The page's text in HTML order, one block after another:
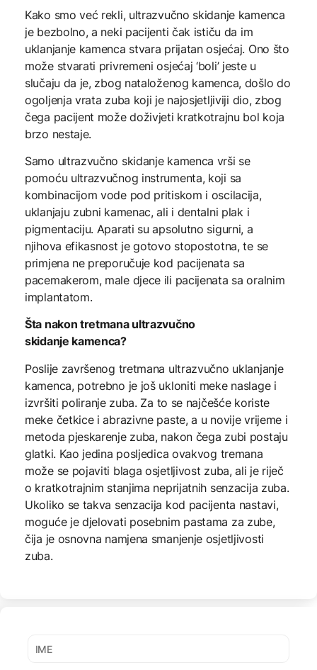
Kako smo već rekli, ultrazvučno skidanje kamenca
je bezbolno, a neki pacijenti čak ističu da im
uklanjanje kamenca stvara prijatan osjećaj. Ono što
može stvarati privremeni osjećaj ‘boli’ jeste u
slučaju da je, zbog nataloženog kamenca, došlo do
ogoljenja vrata zuba koji je najosjetljiviji dio, zbog
čega pacijent može doživjeti kratkotrajnu bol koja
brzo nestaje.
Samo ultrazvučno skidanje kamenca vrši se
pomoću ultrazvučnog instrumenta, koji sa
kombinacijom vode pod pritiskom i oscilacija,
uklanjaju zubni kamenac, ali i dentalni plak i
pigmentaciju. Aparati su apsolutno sigurni, a
njihova efikasnost je gotovo stopostotna, te se
primjena ne preporučuje kod pacijenata sa
pacemakerom, male djece ili pacijenata sa oralnim
implantatom.
Šta nakon tretmana ultrazvučno
skidanje kamenca?
Poslije završenog tretmana ultrazvučno uklanjanje
kamenca, potrebno je još ukloniti meke naslage i
izvršiti poliranje zuba. Za to se najčešće koriste
meke četkice i abrazivne paste, a u novije vrijeme i
metoda pjeskarenje zuba, nakon čega zubi postaju
glatki. Kao jedina posljedica ovakvog tremana
može se pojaviti blaga osjetljivost zuba, ali je riječ
o kratkotrajnim stanjima neprijatnih senzacija zuba.
Ukoliko se takva senzacija kod pacijenta nastavi,
moguće je djelovati posebnim pastama za zube,
čija je osnovna namjena smanjenje osjetljivosti
zuba.